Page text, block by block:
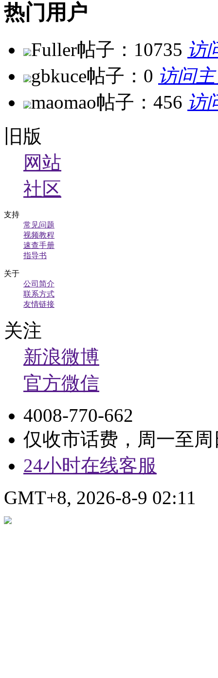
热门用户
Fuller帖子：10735 访
gbkuce帖子：0 访问
maomao帖子：456 访
旧版
网站
社区
支持
常见问题
视频教程
速查手册
指导书
关于
公司简介
联系方式
友情链接
关注
新浪微博
官方微信
4008-770-662
仅收市话费，周一至周
24小时在线客服
GMT+8, 2026-8-9 02:11